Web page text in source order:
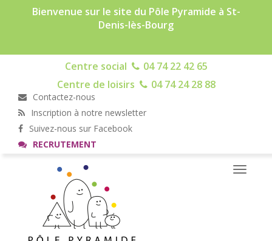
Bienvenue sur le site du Pôle Pyramide à St-
Denis-lès-Bourg
Centre social
04 74 22 42 65
Centre de loisirs
04 74 24 28 88
Contactez-nous
Inscription à notre newsletter
Suivez-nous sur Facebook
RECRUTEMENT
Toggle